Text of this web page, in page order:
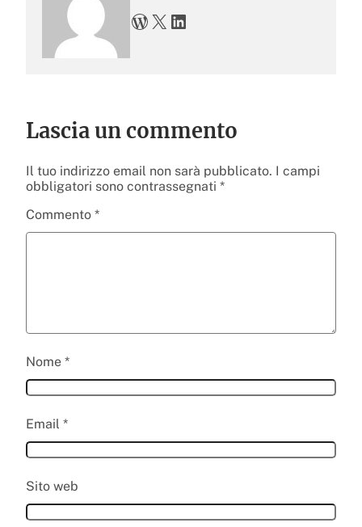
WordPress X LinkedIn
Lascia un commento
Il tuo indirizzo email non sarà pubblicato. I campi
obbligatori sono contrassegnati *
Commento *
Nome *
Email *
Sito web